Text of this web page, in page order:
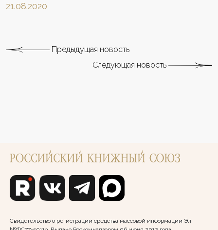
21.08.2020
Предыдущая новость
Следующая новость
Свидетельство о регистрации средства массовой информации Эл